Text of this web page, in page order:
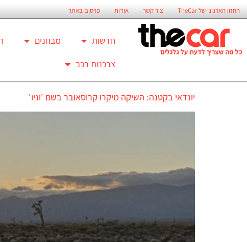
החזון הארגוני של TheCar צור קשר אודות פרסום באתר
חדשות מבחנים
צרכנות רכב
יונדאי בקטנה: השיקה מיקרו קרוסאובר בשם 'וניו'